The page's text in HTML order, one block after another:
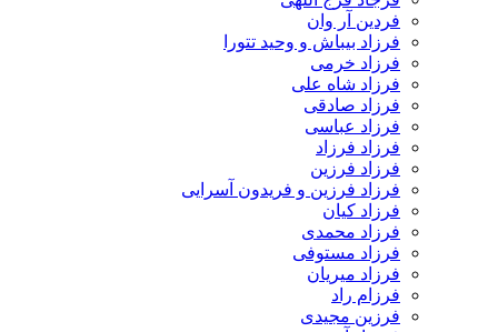
فردین آر وان
فرزاد بیباش و وحید تتورا
فرزاد خرمی
فرزاد شاه علی
فرزاد صادقی
فرزاد عباسی
فرزاد فرزاد
فرزاد فرزین
فرزاد فرزین و فریدون آسرایی
فرزاد کیان
فرزاد محمدی
فرزاد مستوفی
فرزاد میریان
فرزام راد
فرزین مجیدی